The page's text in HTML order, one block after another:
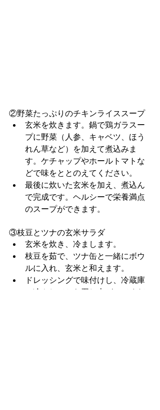
②野菜たっぷりのチキンライススープ
玄米を炊きます。鍋で鶏ガラスー
プに野菜（人参、キャベツ、ほう
れん草など）を加えて煮込みま
す。ケチャップやホールトマトな
どで味をととのえてください。
最後に炊いた玄米を加え、煮込ん
で完成です。ヘルシーで栄養満点
のスープができます。
③枝豆とツナの玄米サラダ
玄米を炊き、冷まします。
枝豆を茹で、ツナ缶と一緒にボウ
ルに入れ、玄米と和えます。
ドレッシングで味付けし、冷蔵庫
で冷やしてから召し上がってくだ